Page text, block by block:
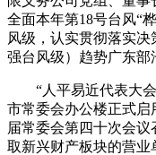
全面本年第18号台风“
风级，认实贯彻落实决
强台风级）趋势广东部
“人平易近代表大会
市常委会办公楼正式启
届常委会第四十次会
取新兴财产板块的营业